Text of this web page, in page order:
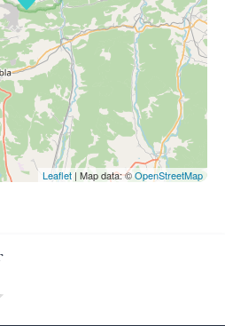
Leaflet | Map data: ©OpenStreetMap